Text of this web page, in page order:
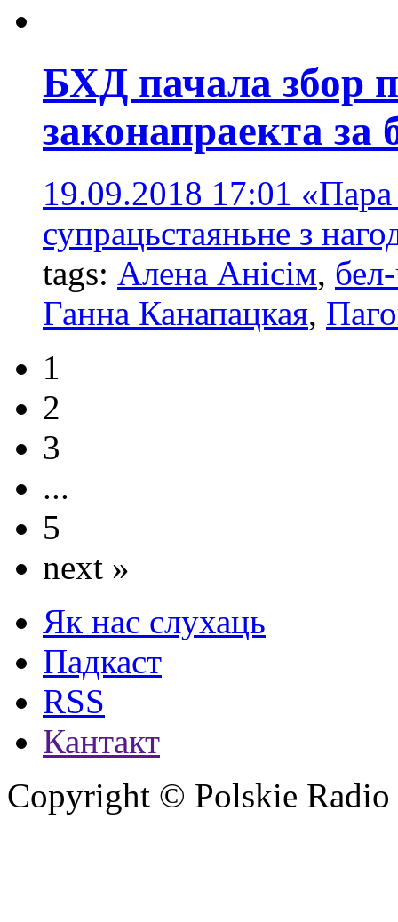
БХД пачала збор
законапраекта
19.09.2018 17:01 «Пара
супрацьстаяньне з
tags: Алена Анісім,
Ганна Канапацкая,
1
2
3
...
5
next »
Як нас слухаць
Падкаст
RSS
Кантакт
Copyright © Polskie